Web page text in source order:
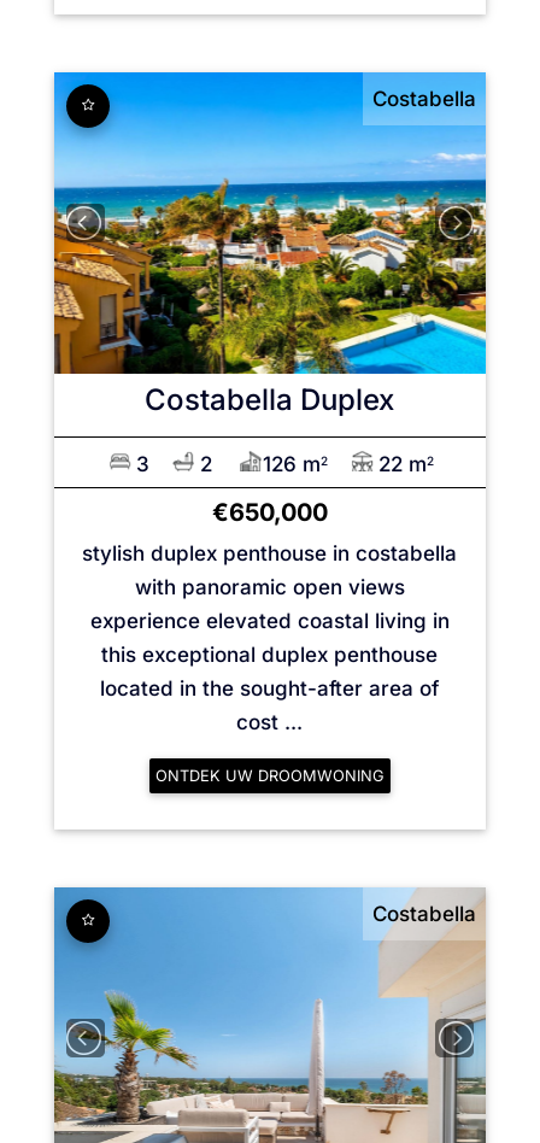
Costabella
Costabella Duplex
3 2 126 m2 22 m2
€650,000
stylish duplex penthouse in costabella
with panoramic open views
experience elevated coastal living in
this exceptional duplex penthouse
located in the sought-after area of
cost ...
ONTDEK UW DROOMWONING
Costabella